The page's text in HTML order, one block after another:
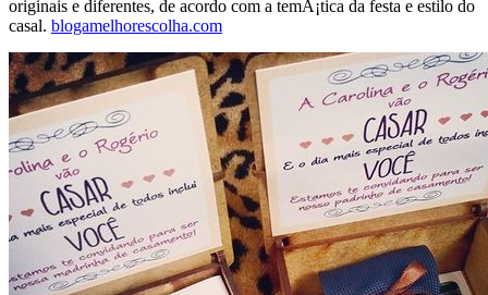
originais e diferentes, de acordo com a temÃ¡tica da festa e estilo do
casal. blogamelhorescolha.com